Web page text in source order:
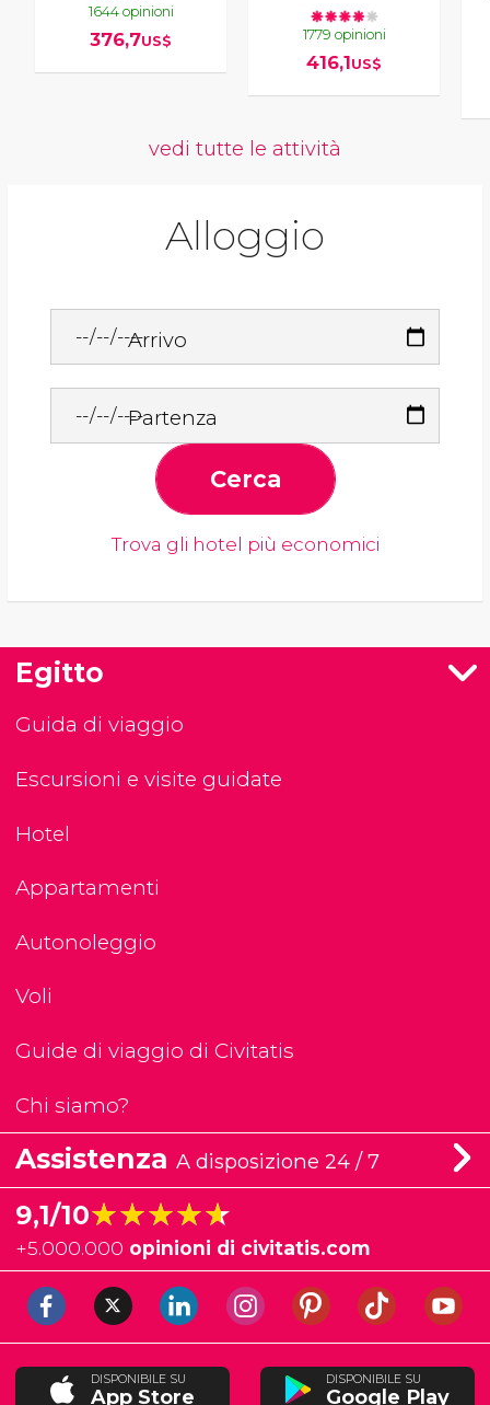
1644 opinioni
376,7US$ 1779 opinioni
416,1US$
vedi tutte le attività
Alloggio
Arrivo
Partenza
Cerca
Trova gli hotel più economici
Egitto
Guida di viaggio
Escursioni e visite guidate
Hotel
Appartamenti
Autonoleggio
Voli
Guide di viaggio di Civitatis
Chi siamo?
Assistenza A disposizione 24 / 7
9,1/10★★★★★
★★★★★
+5.000.000 opinioni di civitatis.com
DISPONIBILE SU
App Store
DISPONIBILE SU
Google Play